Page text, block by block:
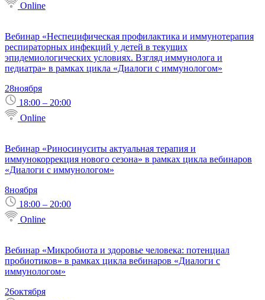
Online
Вебинар «Неспецифическая профилактика и иммунотерапия
респираторных инфекций у детей в текущих
эпидемиологических условиях. Взгляд иммунолога и
педиатра» в рамках цикла «Диалоги с иммунологом»
28ноября
18:00 – 20:00
Online
Вебинар «Риносинуситы актуальная терапия и
иммунокоррекция нового сезона» в рамках цикла вебинаров
«Диалоги с иммунологом»
8ноября
18:00 – 20:00
Online
Вебинар «Микробиота и здоровье человека: потенциал
пробиотиков» в рамках цикла вебинаров «Диалоги с
иммунологом»
26октября